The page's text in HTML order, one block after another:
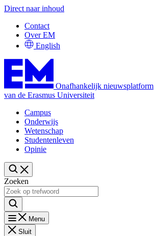
Direct naar inhoud
Contact
Over EM
English
Onafhankelijk nieuwsplatform
van de Erasmus Universiteit
Campus
Onderwijs
Wetenschap
Studentenleven
Opinie
Zoeken
Menu
Sluit